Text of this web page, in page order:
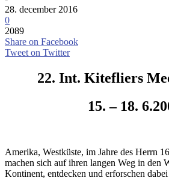
28. december 2016
0
2089
Share on Facebook
Tweet on Twitter
22. Int. Kitefliers
15. – 18.
Amerika, Westküste, im Jahre des Herrn
machen sich auf ihren langen Weg in den
Kontinent, entdecken und erforschen